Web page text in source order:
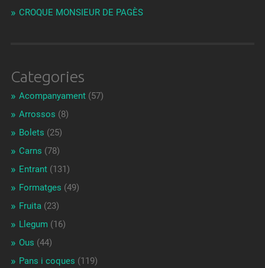
CROQUE MONSIEUR DE PAGÈS
Categories
Acompanyament(57)
Arrossos (8)
Bolets (25)
Carns (78)
Entrant(131)
Formatges (49)
Fruita(23)
Llegum (16)
Ous (44)
Pans i coques (119)